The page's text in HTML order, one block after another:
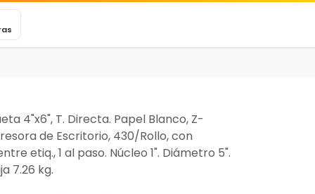
4"x6", T. Directa. Papel Blanco, Z-
de Escritorio, 430/Rollo, con
etiq., 1 al paso. Núcleo 1". Diámetro 5".
7.26 kg.